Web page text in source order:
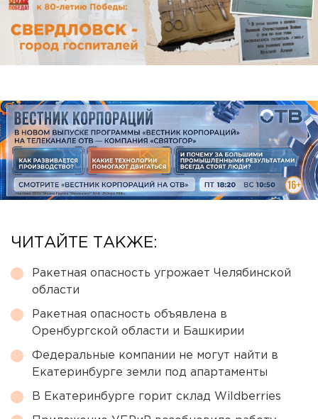
ЧИТАЙТЕ ТАКЖЕ:
Ракетная опасность угрожает Челябинской
области
Ракетная опасность объявлена в
Оренбургской области и Башкирии
Федеральные компании не могут найти в
Екатеринбурге земли под апартаменты
В Екатеринбурге горит склад Wildberries